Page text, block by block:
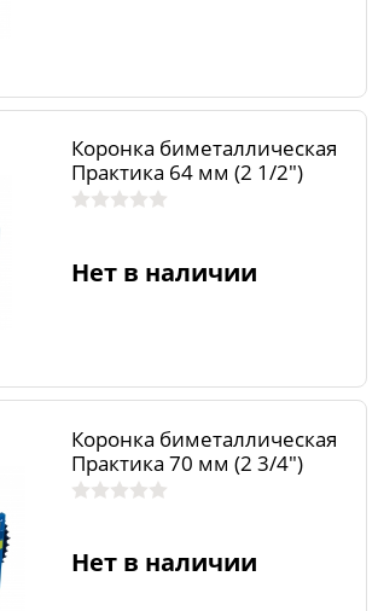
Коронка биметаллическая
Практика 64 мм (2 1/2")
Нет в наличии
Коронка биметаллическая
Практика 70 мм (2 3/4")
Нет в наличии